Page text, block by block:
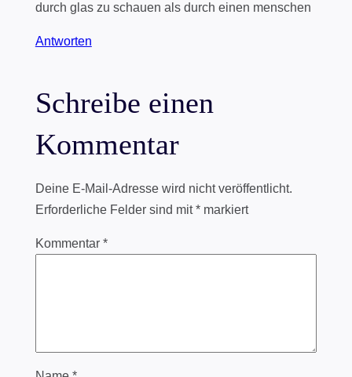
durch glas zu schauen als durch einen menschen
Antworten
Schreibe einen
Kommentar
Deine E-Mail-Adresse wird nicht veröffentlicht.
Erforderliche Felder sind mit*markiert
Kommentar *